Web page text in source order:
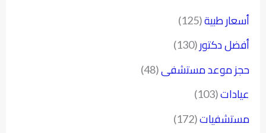
أسعار طبية(125)
أفضل دكتور(130)
حجز موعد مستشفى(48)
عيادات(103)
مستشفيات(172)